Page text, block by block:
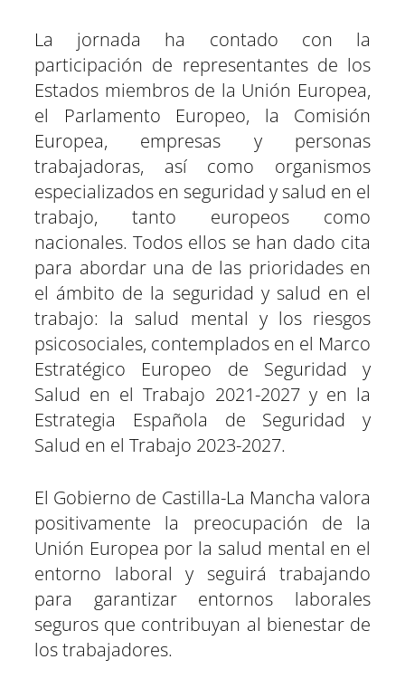
La jornada ha contado con la
participación de representantes de los
Estados miembros de la Unión Europea,
el Parlamento Europeo, la Comisión
Europea, empresas y personas
trabajadoras, así como organismos
especializados en seguridad y salud en el
trabajo, tanto europeos como
nacionales. Todos ellos se han dado cita
para abordar una de las prioridades en
el ámbito de la seguridad y salud en el
trabajo: la salud mental y los riesgos
psicosociales, contemplados en el Marco
Estratégico Europeo de Seguridad y
Salud en el Trabajo 2021-2027 y en la
Estrategia Española de Seguridad y
Salud en el Trabajo 2023-2027.
El Gobierno de Castilla-La Mancha valora
positivamente la preocupación de la
Unión Europea por la salud mental en el
entorno laboral y seguirá trabajando
para garantizar entornos laborales
seguros que contribuyan al bienestar de
los trabajadores.